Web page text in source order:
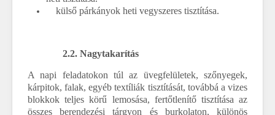
külső párkányok heti vegyszeres tisztítása.
2.2. Nagytakarítás
A napi feladatokon túl az üvegfelületek, szőnyegek,
kárpitok, falak, egyéb textíliák tisztítását, továbbá a vizes
blokkok teljes körű lemosása, fertőtlenítő tisztítása az
összes berendezési tárgyon és burkolaton, különös